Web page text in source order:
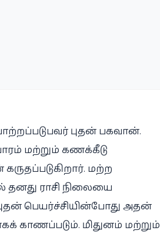
புதன் பகவான்.
மற்றும் கணக்கீடு
மற்ற
தனது ராசி நிலையை
பெயர்ச்சியின்போது அதன்
காணப்படும். மிதுனம் மற்றும்